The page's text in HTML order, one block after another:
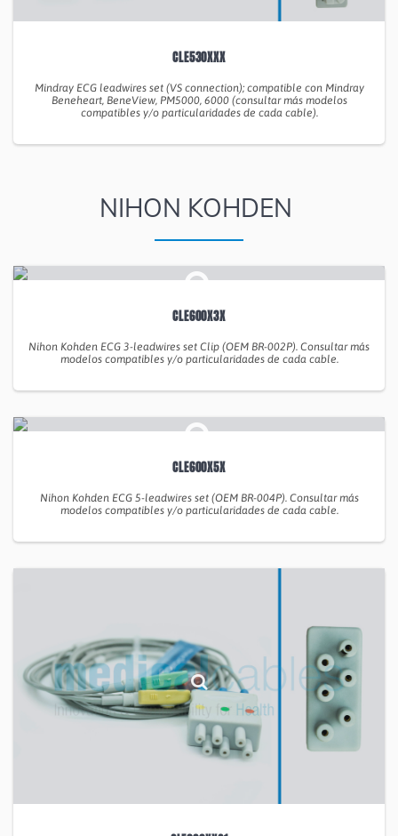
CLE530XXX
Mindray ECG leadwires set (VS connection); compatible con Mindray
Beneheart, BeneView, PM5000, 6000 (consultar más modelos
compatibles y/o particularidades de cada cable).
NIHON KOHDEN
CLE600X3X
Nihon Kohden ECG 3-leadwires set Clip (OEM BR-002P). Consultar más
modelos compatibles y/o particularidades de cada cable.
CLE600X5X
Nihon Kohden ECG 5-leadwires set (OEM BR-004P). Consultar más
modelos compatibles y/o particularidades de cada cable.